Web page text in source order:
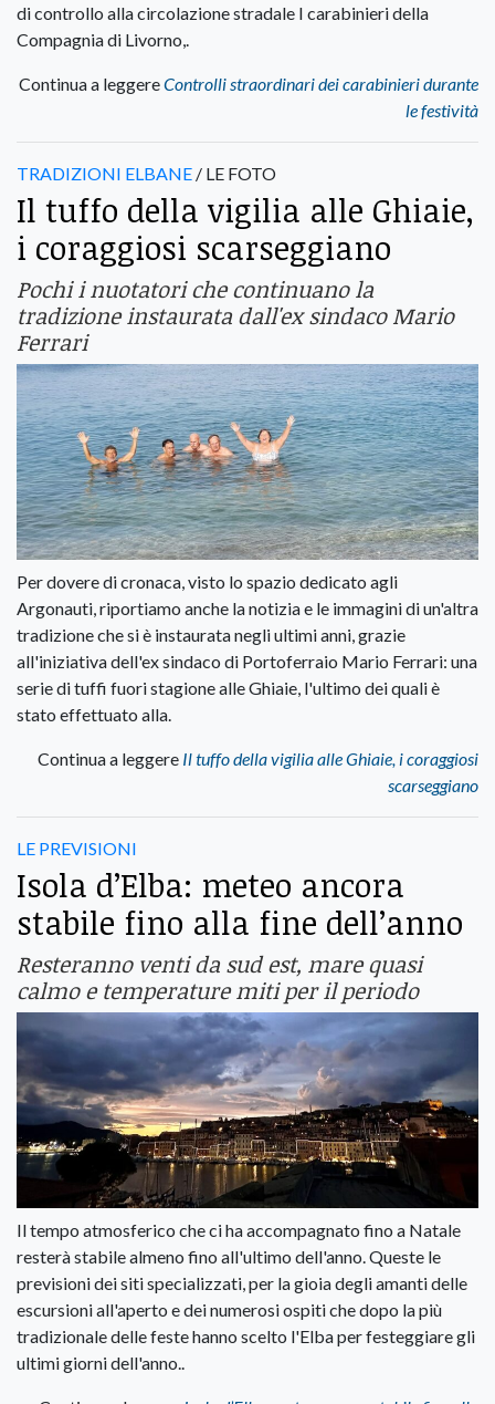
di controllo alla circolazione stradale I carabinieri della
Compagnia di Livorno,.
Continua a leggereControlli straordinari dei carabinieri durante
le festività
TRADIZIONI ELBANE / LE FOTO
Il tuffo della vigilia alle Ghiaie,
i coraggiosi scarseggiano
Pochi i nuotatori che continuano la
tradizione instaurata dall'ex sindaco Mario
Ferrari
Per dovere di cronaca, visto lo spazio dedicato agli
Argonauti, riportiamo anche la notizia e le immagini di un'altra
tradizione che si è instaurata negli ultimi anni, grazie
all'iniziativa dell'ex sindaco di Portoferraio Mario Ferrari: una
serie di tuffi fuori stagione alle Ghiaie, l'ultimo dei quali è
stato effettuato alla.
Continua a leggere Il tuffo della vigilia alle Ghiaie, i coraggiosi
scarseggiano
LE PREVISIONI
Isola d’Elba: meteo ancora
stabile fino alla fine dell’anno
Resteranno venti da sud est, mare quasi
calmo e temperature miti per il periodo
Il tempo atmosferico che ci ha accompagnato fino a Natale
resterà stabile almeno fino all'ultimo dell'anno. Queste le
previsioni dei siti specializzati, per la gioia degli amanti delle
escursioni all'aperto e dei numerosi ospiti che dopo la più
tradizionale delle feste hanno scelto l'Elba per festeggiare gli
ultimi giorni dell'anno..